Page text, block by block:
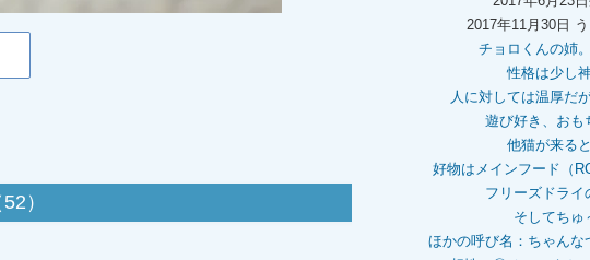
）
2017年11月30日
チョロくんの姉。
性格は少し神
人に対しては温厚だ
遊び好き、おも
他猫が来ると
好物はメインフード（
フリーズドライ
そしてちゅ
ほかの呼び名：ちゃんな